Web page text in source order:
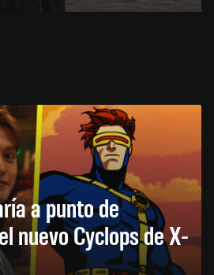
a punto de
nuevo Cyclops de X-